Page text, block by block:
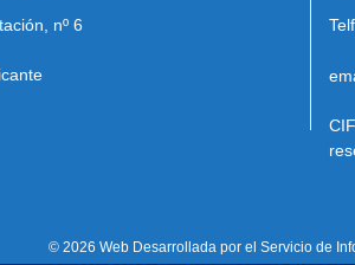
nº 6
© 2026 Web Desarrollada por el Servicio de